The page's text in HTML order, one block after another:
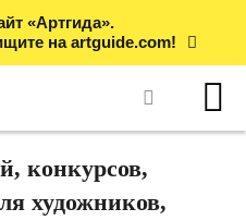
«Артгида».
на artguide.com!
конкурсов,
художников,